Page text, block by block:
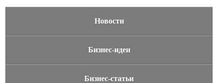
Новости
Бизнес-идеи
Бизнес-статьи